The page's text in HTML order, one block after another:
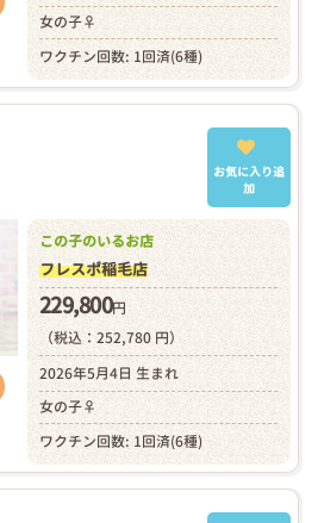
女の子♀
ワクチン回数: 1回済(6種)
お気に入り追
加
この子のいるお店
フレスポ稲毛店
229,800円
（税込：252,780 円）
2026年5月4日 生まれ
女の子♀
ワクチン回数: 1回済(6種)